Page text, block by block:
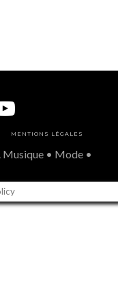
MENTIONS LÉGALES
Musique • Mode •